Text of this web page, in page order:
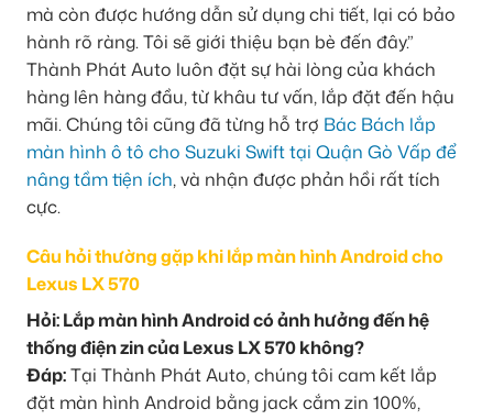
mà còn được hướng dẫn sử dụng chi tiết, lại có bảo
hành rõ ràng. Tôi sẽ giới thiệu bạn bè đến đây.”
Thành Phát Auto luôn đặt sự hài lòng của khách
hàng lên hàng đầu, từ khâu tư vấn, lắp đặt đến hậu
mãi. Chúng tôi cũng đã từng hỗ trợ Bác Bách lắp
màn hình ô tô cho Suzuki Swift tại Quận Gò Vấp để
nâng tầm tiện ích, và nhận được phản hồi rất tích
cực.
Câu hỏi thường gặp khi lắp màn hình Android cho
Lexus LX 570
Hỏi: Lắp màn hình Android có ảnh hưởng đến hệ
thống điện zin của Lexus LX 570 không?
Đáp:Tại Thành Phát Auto, chúng tôi cam kết lắp
đặt màn hình Android bằng jack cắm zin 100%,